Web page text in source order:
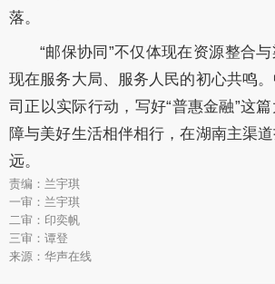
落。
“邮保协同”不仅体现在资源整合
现在服务大局、服务人民的初心共鸣
司正以实际行动，写好“普惠金融”这
障与美好生活相伴相行，在湖南主渠
远。
责编：兰宇琪
一审：兰宇琪
二审：印奕帆
三审：谭登
来源：华声在线